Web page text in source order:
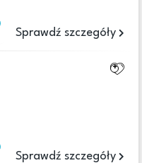
Sprawdź szczegóły
Sprawdź szczegóły